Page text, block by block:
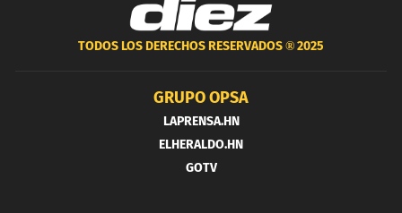
TODOS LOS DERECHOS RESERVADOS ®2025
GRUPO OPSA
LAPRENSA.HN
ELHERALDO.HN
GOTV